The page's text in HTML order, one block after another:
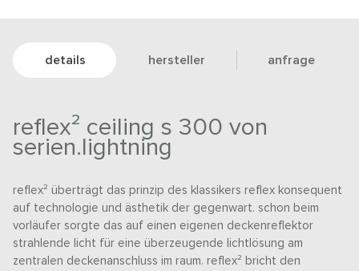
details hersteller anfrage
reflex² ceiling s 300 von
serien.lightning
reflex² überträgt das prinzip des klassikers reflex konsequent
auf technologie und ästhetik der gegenwart. schon beim
vorläufer sorgte das auf einen eigenen deckenreflektor
strahlende licht für eine überzeugende lichtlösung am
zentralen deckenanschluss im raum. reflex² bricht den